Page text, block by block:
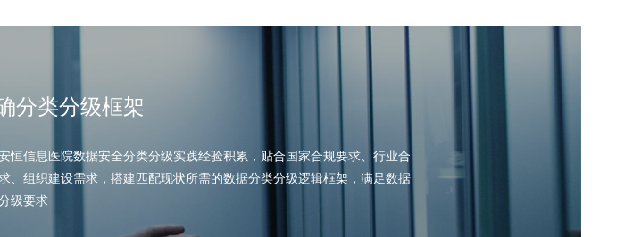
分类分级框架
恒信息医院数据安全分类分级实践经验积累，贴合国家合规要求、行业合
、组织建设需求，搭建匹配现状所需的数据分类分级逻辑框架，满足数据
级要求